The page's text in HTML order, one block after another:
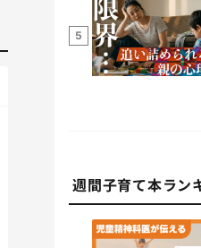
5
週間子育て本ラン